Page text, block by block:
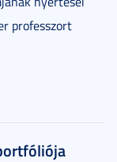
professzort